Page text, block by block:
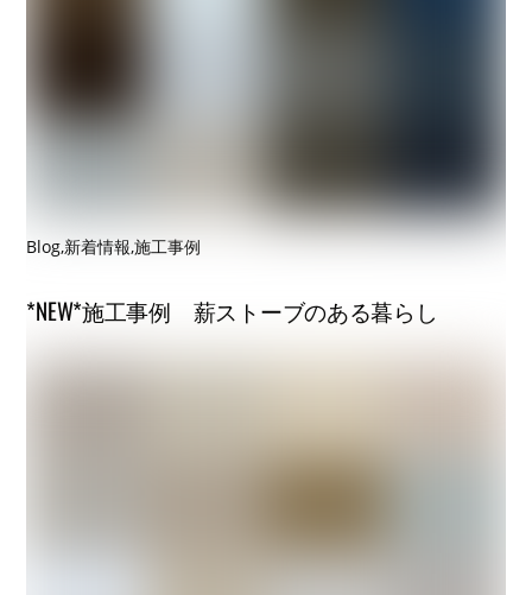
Blog,新着情報,施工事例
*NEW*施工事例 薪ストーブのある暮らし